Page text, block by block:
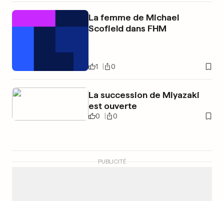
La femme de Michael
Scofield dans FHM
1 0
La succession de Miyazaki
est ouverte
0 0
PUBLICITÉ